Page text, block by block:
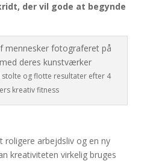
der vil gode at begynde
stolte og flotte resultater efter 4
kreativ fitness
roligere arbejdsliv og en ny
kreativiteten virkelig bruges